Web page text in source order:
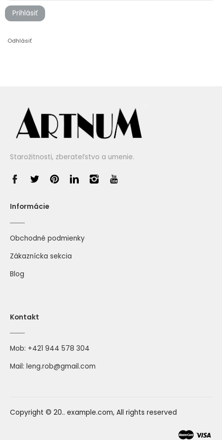
Prihlásiť
Odhlásiť
Starožitnosti, zberateľstvo a umenie.
Informácie
Obchodné podmienky
Zákaznícka sekcia
Blog
Kontakt
Mob: +421 944 578 304
Mail: leng.rob@gmail.com
Copyright © 20.. example.com, All rights reserved